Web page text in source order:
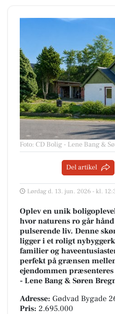
Foto: CD Bolig - Lene Bang &
Del artikel
Lørdag d. 13. jun. 2026 - kl.
Oplev en unik
hvor naturens ro går
pulserende liv. Denne
ligger i et roligt
familier og
perfekt på grænsen
ejendommen
- Lene Bang & Søren
Adresse: Gødvad Bygade
Pris: 2.695.000